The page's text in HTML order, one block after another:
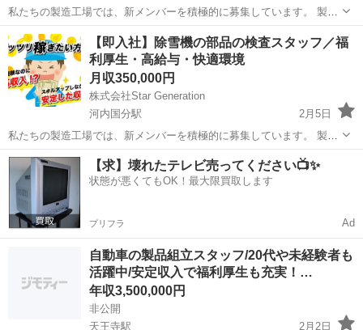
私たちの製造工場では、新メンバーを積極的に募集しています。 製造
プロセスにおいて、品質と効率を重視しながらチームと協力し、優れ
た製品作りに貢献していただきます。 未経験の方でも、手厚い研修と
サポートが整っているため、安心...
大阪 大阪市 ユニバーサルシティ駅 半導体 業務
【即入社】除雪機の部品の検査スタッフ／福
利厚生・高給与・快適環境
月収350,000円
株式会社Star Generation
河内国分駅
2月5日
私たちの製造工場では、新メンバーを積極的に募集しています。 製造
プロセスにおいて、品質と効率を重視しながらチームと協力し、優れ
た製品作りに貢献していただきます。 未経験の方でも、手厚い研修と
サポートが整っているため、安心...
大阪 柏原市 河内国分駅 半導体 未経験
【求】壊れたテレビ売ってください📺✨
状態が悪くてもOK！最大限買取します
プリフラ Ad
自動車の製品組立スタッフ/20代や未経験者も
活躍中/安定収入で福利厚生も充実！…
年収3,500,000円
非公開
天王寺駅
2月2日